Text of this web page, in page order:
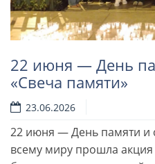
Читать
22 июня — День
«Свеча памяти»
23.06.2026
22 июня — День памяти и
всему миру прошла акция